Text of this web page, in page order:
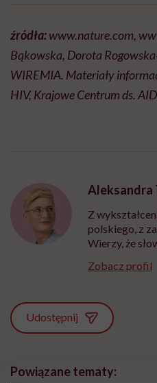
źródła:www.nature.com,
Bąkowska, Dorota
WIREMIA. Materiały
HIV, Krajowe Centrum ds.
Aleksandra
Z
polskiego, z
Wierzy, że
Zobacz profil
Udostępnij
Powiązane tematy: